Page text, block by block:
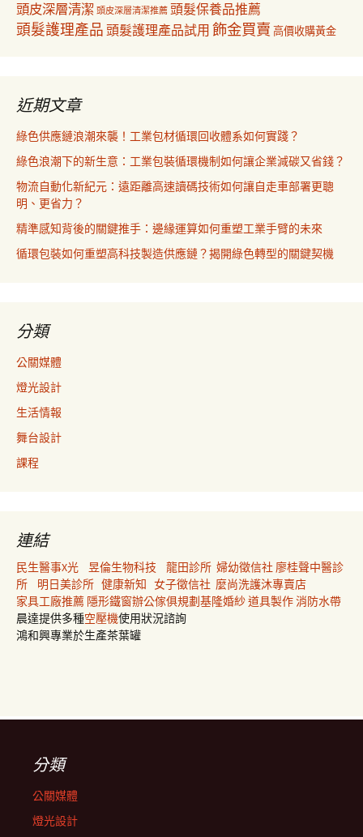
頭皮深層清潔 頭皮深層清潔推薦 頭髮保養品推薦
頭髮護理產品 頭髮護理產品試用 飾金買賣 高價收購黃金
近期文章
綠色供應鏈浪潮來襲！工業包材循環回收體系如何實踐？
綠色浪潮下的新生意：工業包裝循環機制如何讓企業減碳又省錢？
物流自動化新紀元：遠距離高速讀碼技術如何讓自走車部署更聰
明、更省力？
精準感知背後的關鍵推手：邊緣運算如何重塑工業手臂的未來
循環包裝如何重塑高科技製造供應鏈？揭開綠色轉型的關鍵契機
分類
公關媒體
燈光設計
生活情報
舞台設計
課程
連結
民生醫事X光 昱倫生物科技 龍田診所 婦幼徵信社 廖桂聲中醫診
所
明日美診所 健康新知 女子徵信社 麼尚洗護沐專賣店
家具工廠推薦 隱形鐵窗辦公傢俱規劃基隆婚紗道具製作消防水帶
晨達提供多種空壓機使用狀況諮詢
鴻和興專業於生產茶葉罐
分類
公關媒體
燈光設計